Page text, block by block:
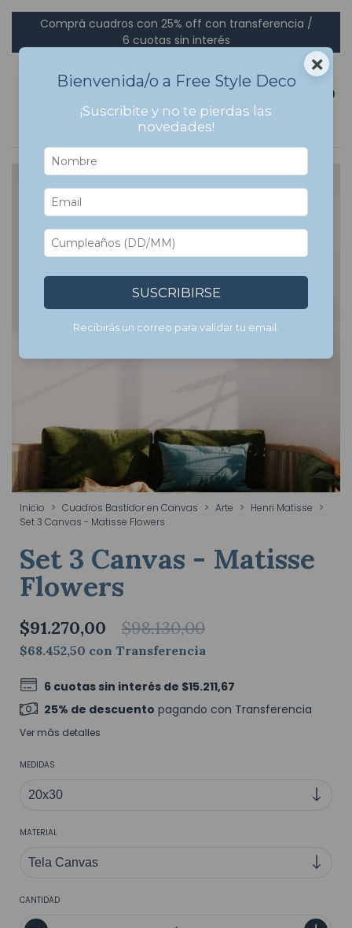
Comprá cuadros con 25% off con transferencia /
6 cuotas sin interés
%OFF
Inicio > Cuadros Bastidor en Canvas > Arte > Henri Matisse >
Set 3 Canvas - Matisse Flowers
Set 3 Canvas - Matisse
Flowers
$91.270,00 $98.130,00
$68.452,50 con Transferencia
6 cuotas sin interés de $15.211,67
25% de descuento pagando con Transferencia
Ver más detalles
MEDIDAS
MATERIAL
CANTIDAD
×
Bienvenida/o a Free Style Deco
¡Suscribite y no te pierdas las
novedades!
SUSCRIBIRSE
Recibirás un correo para validar tu email.